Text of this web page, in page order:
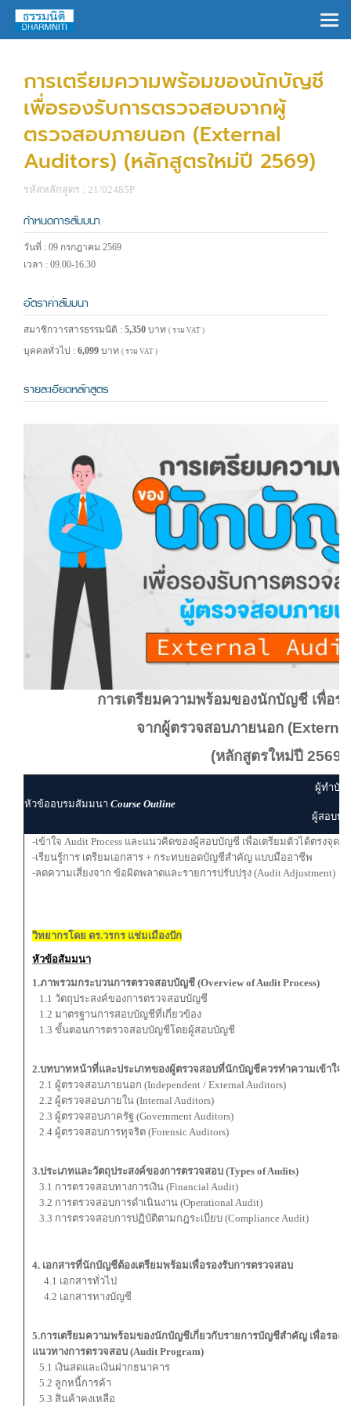
การเตรียมความพร้อมของนักบัญชี
เพื่อรองรับการตรวจสอบจากผู้
ตรวจสอบภายนอก (External
Auditors) (หลักสูตรใหม่ปี 2569)
รหัสหลักสูตร : 21/02485P
กำหนดการสัมมนา
วันที่ : 09 กรกฎาคม 2569
เวลา : 09.00-16.30
อัตราค่าสัมมนา
สมาชิกวารสารธรรมนิติ : 5,350 บาท ( รวม VAT )
บุคคลทั่วไป : 6,099 บาท ( รวม VAT )
รายละเอียดหลักสูตร
การเตรียมความพร้อมของนักบัญชี เพื่อร
จากผู้ตรวจสอบภายนอก
(หลักสูตรใหม่ปี 2569)
หัวข้ออบรมสัมมนา Course Outline
ผู้ทำบัญ
ผู้สอบบั
-เข้าใจ Audit Process และแนวคิดของผู้สอบบัญชี เพื่อเตรียมตัวได้ตรงจุด
-เรียนรู้การ เตรียมเอกสาร + กระทบยอดบัญชีสำคัญ แบบมืออาชีพ
-ลดความเสี่ยงจาก ข้อผิดพลาดและรายการปรับปรุง (Audit Adjustment)
วิทยากรโดย ดร.วรกร แช่มเมืองปัก
หัวข้อสัมมนา
1.ภาพรวมกระบวนการตรวจสอบบัญชี (Overview of Audit Process)
1.1 วัตถุประสงค์ของการตรวจสอบบัญชี
1.2 มาตรฐานการสอบบัญชีที่เกี่ยวข้อง
1.3 ขั้นตอนการตรวจสอบบัญชีโดยผู้สอบบัญชี
2.บทบาทหน้าที่และประเภทของผู้ตรวจสอบที่นักบัญชีควรทำความเข้าใจ
2.1 ผู้ตรวจสอบภายนอก (Independent / External Auditors)
2.2 ผู้ตรวจสอบภายใน (Internal Auditors)
2.3 ผู้ตรวจสอบภาครัฐ (Government Auditors)
2.4 ผู้ตรวจสอบการทุจริต (Forensic Auditors)
3.ประเภทและวัตถุประสงค์ของการตรวจสอบ (Types of Audits)
3.1 การตรวจสอบทางการเงิน (Financial Audit)
3.2 การตรวจสอบการดำเนินงาน (Operational Audit)
3.3 การตรวจสอบการปฏิบัติตามกฎระเบียบ (Compliance Audit)
4. เอกสารที่นักบัญชีต้องเตรียมพร้อมเพื่อรองรับการตรวจสอบ
4.1 เอกสารทั่วไป
4.2 เอกสารทางบัญชี
5.การเตรียมความพร้อมของนักบัญชีเกี่ยวกับรายการบัญชีสำคัญ เพื่อรองรั
แนวทางการตรวจสอบ (Audit Program)
5.1 เงินสดและเงินฝากธนาคาร
5.2 ลูกหนี้การค้า
5.3 สินค้าคงเหลือ
×